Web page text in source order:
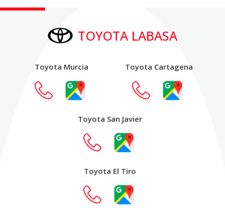
TOYOTA LABASA
Toyota Murcia Toyota Cartagena
Toyota San Javier
Toyota El Tiro